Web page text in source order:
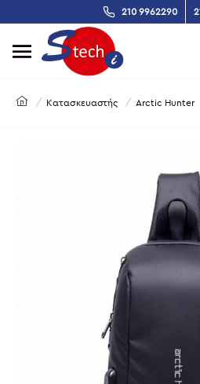
210 9962290
Κατασκευαστής Arctic Hunter